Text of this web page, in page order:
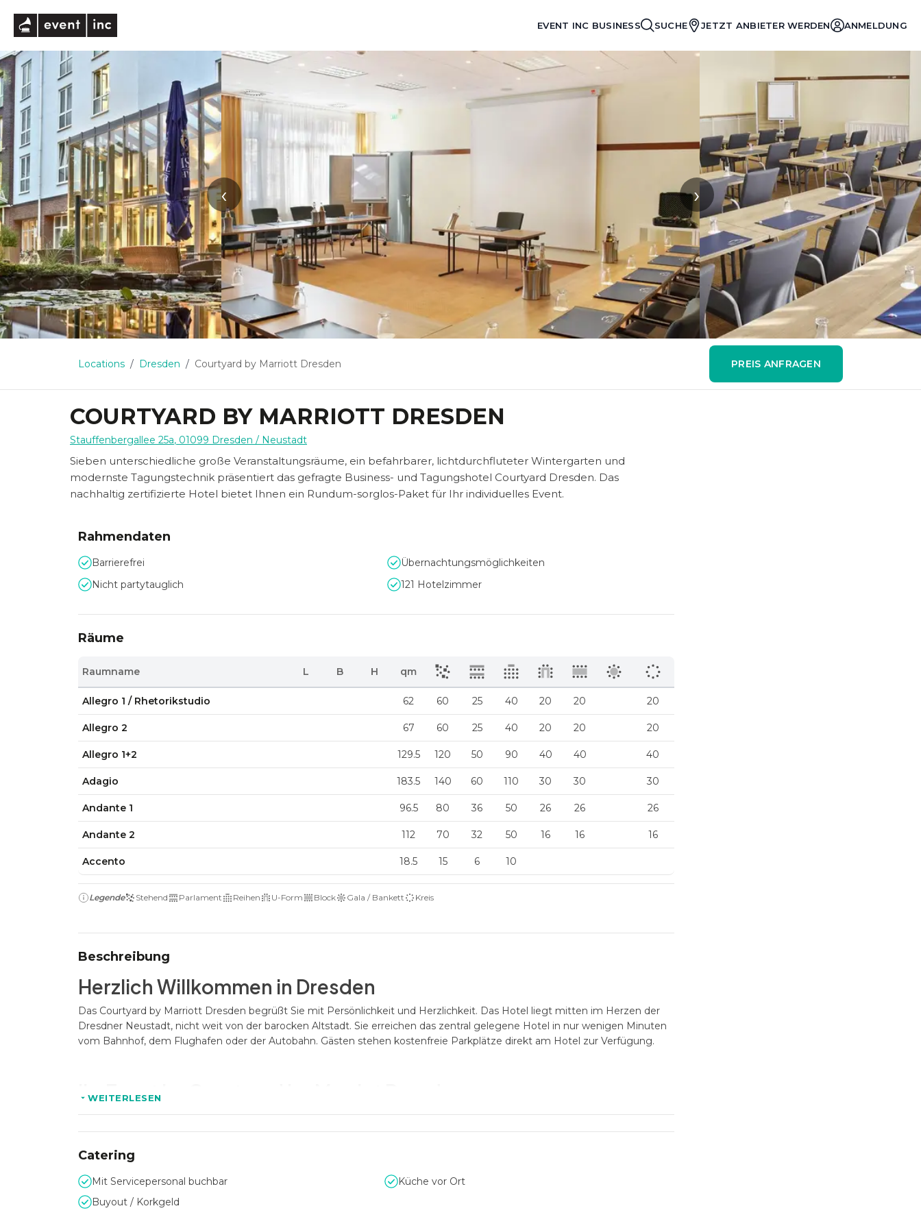
EVENT INC BUSINESS SUCHE JETZT ANBIETER WERDEN ANMELDUNG
‹ ›
Locations Dresden Courtyard by Marriott Dresden PREIS ANFRAGEN
COURTYARD BY MARRIOTT DRESDEN
Stauffenbergallee 25a, 01099 Dresden / Neustadt
Sieben unterschiedliche große Veranstaltungsräume, ein befahrbarer, lichtdurchfluteter Wintergarten und
modernste Tagungstechnik präsentiert das gefragte Business- und Tagungshotel Courtyard Dresden. Das
nachhaltig zertifizierte Hotel bietet Ihnen ein Rundum-sorglos-Paket für Ihr individuelles Event.
Rahmendaten
Barrierefrei
Übernachtungsmöglichkeiten
Nicht partytauglich
121 Hotelzimmer
Räume
Raumname L B H qm
Allegro 1 / Rhetorikstudio 62 60 25 40 20 20 20
Allegro 2 67 60 25 40 20 20 20
Allegro 1+2 129.5 120 50 90 40 40 40
Adagio 183.5 140 60 110 30 30 30
Andante 1 96.5 80 36 50 26 26 26
Andante 2 112 70 32 50 16 16 16
Accento 18.5 15 6 10
Legende Stehend Parlament Reihen U-Form Block Gala / Bankett Kreis
Beschreibung
Herzlich Willkommen in Dresden
Das Courtyard by Marriott Dresden begrüßt Sie mit Persönlichkeit und Herzlichkeit. Das Hotel liegt mitten im Herzen der
Dresdner Neustadt, nicht weit von der barocken Altstadt. Sie erreichen das zentral gelegene Hotel in nur wenigen Minuten
vom Bahnhof, dem Flughafen oder der Autobahn. Gästen stehen kostenfreie Parkplätze direkt am Hotel zur Verfügung.
Ihr Event im Courtyard by Marriot Dresden
Das Courtyard Dresden bietet Ihnen 7 unterschiedlich große Tagungs- und Veranstaltungsräume im Conference Center
Neustadt (CCN) an. Alle Räume verfügen über modernste Tagungstechnik für erfolgreiche Meetings, Konferenzen,
ausreichend Platz für Ihre Präsentation.
Das hauseigene Restaurant mit Front Cookingstation, die Hotelbücherei und die beliebte Lobbybar mit Terrasse stehen
Ihnen zusätzlich zur Verfügung. Wenn Sie einfach mal entspannen möchten, lädt Sie die body&soul Badelandschaft mit
WEITERLESEN
Catering
Mit Servicepersonal buchbar
Küche vor Ort
Buyout / Korkgeld